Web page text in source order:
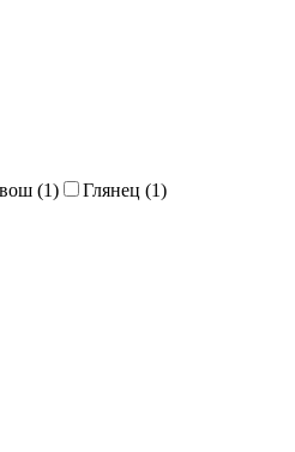
(1) Глянец (1)